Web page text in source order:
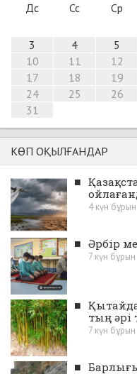
Дс Сс Ср
3
4 5
10
11 12
17
18 19
24
25 26
31
КӨП ОҚЫЛҒАНДАР
■
4 күн бұрын
■ Әрбір
7 күн бұрын
■
тың әрі
7 күн бұрын
■